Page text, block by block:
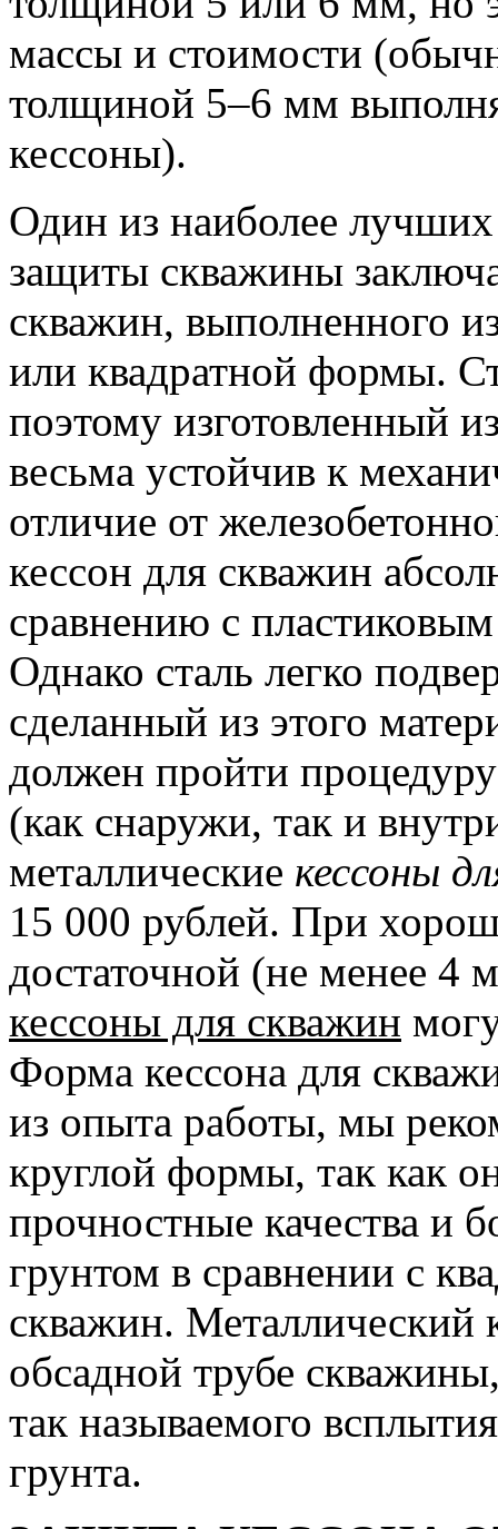
массы и стоимости
толщиной 5–6 мм
кессоны).
Один из наиболее
защиты скважины
скважин, выполненного
или квадратной формы.
поэтому изготовленный
весьма устойчив к
отличие от
кессон для скважин
сравнению с
Однако сталь легко
сделанный из этого
должен пройти
(как снаружи, так и
металлические кессоны
15 000 рублей. При
достаточной (не менее 4
кессоны для скважин
Форма кессона для
из опыта работы, мы
круглой формы, так как
прочностные качества и
грунтом в сравнении с
скважин. Металлический
обсадной трубе
так называемого
грунта.